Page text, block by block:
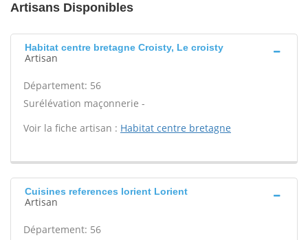
Artisans Disponibles
Habitat centre bretagne Croisty, Le croisty
Artisan
Département: 56
Surélévation maçonnerie -
Voir la fiche artisan : Habitat centre bretagne
Cuisines references lorient Lorient
Artisan
Département: 56